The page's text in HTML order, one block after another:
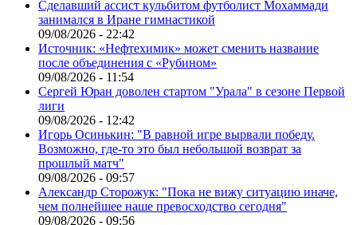
Сделавший ассист кульбитом футболист Мохаммади
занимался в Иране гимнастикой
09/08/2026 - 22:42
Источник: «Нефтехимик» может сменить название
после объединения с «Рубином»
09/08/2026 - 11:54
Сергей Юран доволен стартом "Урала" в сезоне Первой
лиги
09/08/2026 - 12:42
Игорь Осинькин: "В равной игре вырвали победу.
Возможно, где-то это был небольшой возврат за
прошлый матч"
09/08/2026 - 09:57
Александр Сторожук: "Пока не вижу ситуацию иначе,
чем полнейшее наше превосходство сегодня"
09/08/2026 - 09:56